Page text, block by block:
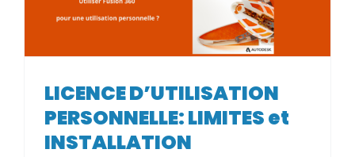
PERSONNELLE: LIMITES et
INSTALLATION
LICENCE D’UTILISATION
PERSONNELLE: LIMITES et
INSTALLATION